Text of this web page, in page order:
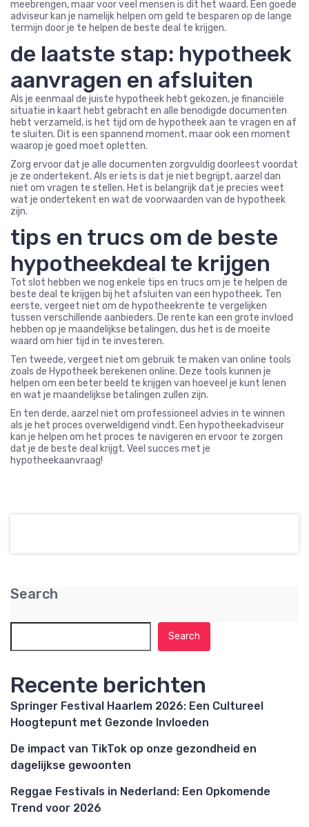
meebrengen, maar voor veel mensen is dit het waard. Een goede
adviseur kan je namelijk helpen om geld te besparen op de lange
termijn door je te helpen de beste deal te krijgen.
de laatste stap: hypotheek
aanvragen en afsluiten
Als je eenmaal de juiste hypotheek hebt gekozen, je financiële
situatie in kaart hebt gebracht en alle benodigde documenten
hebt verzameld, is het tijd om de hypotheek aan te vragen en af
te sluiten. Dit is een spannend moment, maar ook een moment
waarop je goed moet opletten.
Zorg ervoor dat je alle documenten zorgvuldig doorleest voordat
je ze ondertekent. Als er iets is dat je niet begrijpt, aarzel dan
niet om vragen te stellen. Het is belangrijk dat je precies weet
wat je ondertekent en wat de voorwaarden van de hypotheek
zijn.
tips en trucs om de beste
hypotheekdeal te krijgen
Tot slot hebben we nog enkele tips en trucs om je te helpen de
beste deal te krijgen bij het afsluiten van een hypotheek. Ten
eerste, vergeet niet om de hypotheekrente te vergelijken
tussen verschillende aanbieders. De rente kan een grote invloed
hebben op je maandelijkse betalingen, dus het is de moeite
waard om hier tijd in te investeren.
Ten tweede, vergeet niet om gebruik te maken van online tools
zoals de Hypotheek berekenen online. Deze tools kunnen je
helpen om een beter beeld te krijgen van hoeveel je kunt lenen
en wat je maandelijkse betalingen zullen zijn.
En ten derde, aarzel niet om professioneel advies in te winnen
als je het proces overweldigend vindt. Een hypotheekadviseur
kan je helpen om het proces te navigeren en ervoor te zorgen
dat je de beste deal krijgt. Veel succes met je
hypotheekaanvraag!
Search
Search
Recente berichten
Springer Festival Haarlem 2026: Een Cultureel
Hoogtepunt met Gezonde Invloeden
De impact van TikTok op onze gezondheid en
dagelijkse gewoonten
Reggae Festivals in Nederland: Een Opkomende
Trend voor 2026